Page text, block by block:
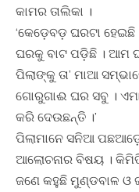
କାମର ତାଲିକା ।
‘କେଡ଼େବଡ଼ ଘରଟା
ଘରକୁ ବାଟ ପଡ଼ିଛି । ଆମ
ପିଲାଙ୍କୁ ତା’ ମାଆ
ଗୋରୁଗାଈ ଘର ସବୁ ।
କରି ଦେଉଛନ୍ତି ।’
ପିଲାମାନେ ସନିଆ
ଆଲୋଚନାର ବିଷୟ ।
ଜଣେ କହୁଛି ମୁଣ୍ଡବାଳ ଓ